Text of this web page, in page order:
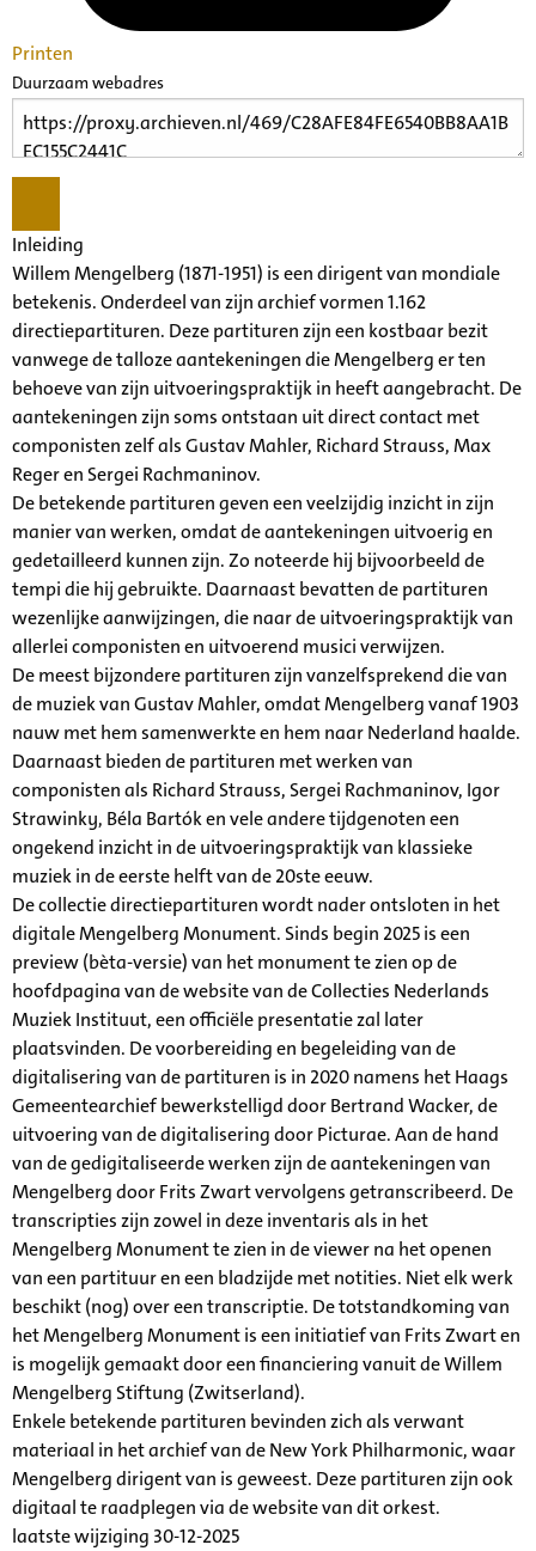
Printen
Duurzaam webadres
Inleiding
Willem Mengelberg (1871-1951) is een dirigent van mondiale
betekenis. Onderdeel van zijn archief vormen 1.162
directiepartituren. Deze partituren zijn een kostbaar bezit
vanwege de talloze aantekeningen die Mengelberg er ten
behoeve van zijn uitvoeringspraktijk in heeft aangebracht. De
aantekeningen zijn soms ontstaan uit direct contact met
componisten zelf als Gustav Mahler, Richard Strauss, Max
Reger en Sergei Rachmaninov.
De betekende partituren geven een veelzijdig inzicht in zijn
manier van werken, omdat de aantekeningen uitvoerig en
gedetailleerd kunnen zijn. Zo noteerde hij bijvoorbeeld de
tempi die hij gebruikte. Daarnaast bevatten de partituren
wezenlijke aanwijzingen, die naar de uitvoeringspraktijk van
allerlei componisten en uitvoerend musici verwijzen.
De meest bijzondere partituren zijn vanzelfsprekend die van
de muziek van Gustav Mahler, omdat Mengelberg vanaf 1903
nauw met hem samenwerkte en hem naar Nederland haalde.
Daarnaast bieden de partituren met werken van
componisten als Richard Strauss, Sergei Rachmaninov, Igor
Strawinky, Béla Bartók en vele andere tijdgenoten een
ongekend inzicht in de uitvoeringspraktijk van klassieke
muziek in de eerste helft van de 20ste eeuw.
De collectie directiepartituren wordt nader ontsloten in het
digitale Mengelberg Monument. Sinds begin 2025 is een
preview (bèta-versie) van het monument te zien op de
hoofdpagina van de website van de Collecties Nederlands
Muziek Instituut, een officiële presentatie zal later
plaatsvinden. De voorbereiding en begeleiding van de
digitalisering van de partituren is in 2020 namens het Haags
Gemeentearchief bewerkstelligd door Bertrand Wacker, de
uitvoering van de digitalisering door Picturae. Aan de hand
van de gedigitaliseerde werken zijn de aantekeningen van
Mengelberg door Frits Zwart vervolgens getranscribeerd. De
transcripties zijn zowel in deze inventaris als in het
Mengelberg Monument te zien in de viewer na het openen
van een partituur en een bladzijde met notities. Niet elk werk
beschikt (nog) over een transcriptie. De totstandkoming van
het Mengelberg Monument is een initiatief van Frits Zwart en
is mogelijk gemaakt door een financiering vanuit de Willem
Mengelberg Stiftung (Zwitserland).
Enkele betekende partituren bevinden zich als verwant
materiaal in het archief van de New York Philharmonic, waar
Mengelberg dirigent van is geweest. Deze partituren zijn ook
digitaal te raadplegen via de website van dit orkest.
laatste wijziging 30-12-2025